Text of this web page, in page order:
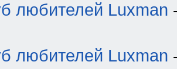
любителей Luxman
любителей Luxman